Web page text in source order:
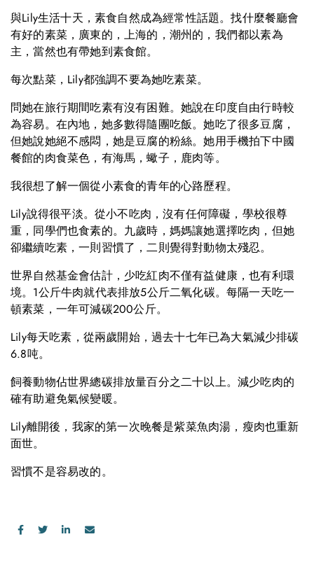
與Lily生活十天，素食自然成為經常性話題。找什麼餐廳會
有好的素菜，廣東的，上海的，潮州的，我們都以素為
主，當然也有帶她到素食館。
每次點菜，Lily都強調不要為她吃素菜。
問她在旅行期間吃素有沒有困難。她說在印度自由行時較
為容易。在內地，她多數得隨團吃飯。她吃了很多豆腐，
但她說她絕不感悶，她是豆腐的粉絲。她用手機拍下中國
餐館的肉食菜色，有海馬，蠍子，鹿肉等。
我很想了解一個從小素食的青年的心路歷程。
Lily說得很平淡。從小不吃肉，沒有任何障礙，學校很尊
重，同學們也食素的。九歲時，媽媽讓她選擇吃肉，但她
卻繼續吃素，一則習慣了，二則覺得對動物太殘忍。
世界自然基金會估計，少吃紅肉不僅有益健康，也有利環
境。1公斤牛肉就代表排放5公斤二氧化碳。每隔一天吃一
頓素菜，一年可減碳200公斤。
Lily每天吃素，從兩歲開始，過去十七年已為大氣減少排碳
6.8吨。
飼養動物佔世界總碳排放量百分之二十以上。減少吃肉的
確有助避免氣候變暖。
Lily離開後，我家的第一次晚餐是紫菜魚肉湯，瘦肉也重新
面世。
習慣不是容易改的。